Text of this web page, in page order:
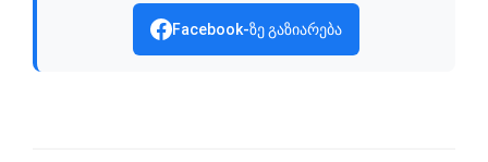
Facebook-ზე გაზიარება